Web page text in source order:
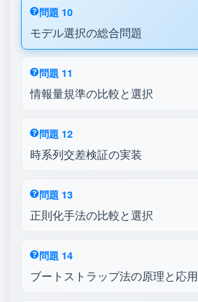
問題 10
モデル選択の総合問題
問題 11
情報量規準の比較と選択
問題 12
時系列交差検証の実装
問題 13
正則化手法の比較と選択
問題 14
ブートストラップ法の原理と応用